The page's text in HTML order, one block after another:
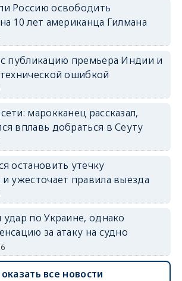
Россию освободить
10 лет американца Гилмана
публикацию премьера Индии и
ошибкой
марокканец рассказал,
вплавь добраться в Сеуту
остановить утечку
ужесточает правила выезда
по Украине, однако
за атаку на судно
все новости